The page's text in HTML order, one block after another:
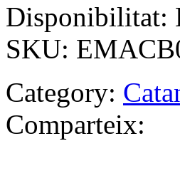
Disponibilitat:
SKU:
Category:
Comparteix: